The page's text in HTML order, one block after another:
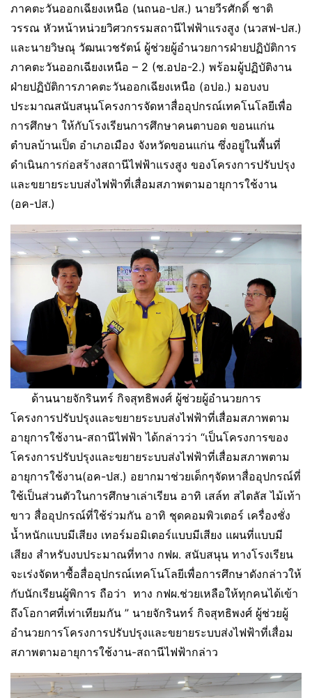
ภาคตะวันออกเฉียงเหนือ (นถนอ-ปส.) นายวีรศักดิ์ ชาติ
วรรณ หัวหน้าหน่วยวิศวกรรมสถานีไฟฟ้าแรงสูง (นวสฟ-ปส.)
และนายวิษณุ วัฒนเวชรัตน์ ผู้ช่วยผู้อำนวยการฝ่ายปฏิบัติการ
ภาคตะวันออกเฉียงเหนือ – 2 (ช.อปอ-2.) พร้อมผู้ปฏิบัติงาน
ฝ่ายปฏิบัติการภาคตะวันออกเฉียงเหนือ (อปอ.) มอบงบ
ประมาณสนับสนุนโครงการจัดหาสื่ออุปกรณ์เทคโนโลยีเพื่อ
การศึกษา ให้กับโรงเรียนการศึกษาคนตาบอด ขอนแก่น
ตำบลบ้านเป็ด อำเภอเมือง จังหวัดขอนแก่น ซึ่งอยู่ในพื้นที่
ดำเนินการก่อสร้างสถานีไฟฟ้าแรงสูง ของโครงการปรับปรุง
และขยายระบบส่งไฟฟ้าที่เสื่อมสภาพตามอายุการใช้งาน
(อค-ปส.)
ด้านนายจักรินทร์ กิจสุทธิพงศ์ ผู้ช่วยผู้อำนวยการ
โครงการปรับปรุงและขยายระบบส่งไฟฟ้าที่เสื่อมสภาพตาม
อายุการใช้งาน-สถานีไฟฟ้า ได้กล่าวว่า “เป็นโครงการของ
โครงการปรับปรุงและขยายระบบส่งไฟฟ้าที่เสื่อมสภาพตาม
อายุการใช้งาน(อค-ปส.) อยากมาช่วยเด็กๆจัดหาสื่ออุปกรณ์ที่
ใช้เป็นส่วนตัวในการศึกษาเล่าเรียน อาทิ เสล์ท สไตลัส ไม้เท้า
ขาว สื่ออุปกรณ์ที่ใช้ร่วมกัน อาทิ ชุดคอมพิวเตอร์ เครื่องชั่ง
น้ำหนักแบบมีเสียง เทอร์มอมิเตอร์แบบมีเสียง แผนที่แบบมี
เสียง สำหรับงบประมาณที่ทาง กฟผ. สนับสนุน ทางโรงเรียน
จะเร่งจัดหาซื้อสื่ออุปกรณ์เทคโนโลยีเพื่อการศึกษาดังกล่าวให้
กับนักเรียนผู้พิการ ถือว่า ทาง กฟผ.ช่วยเหลือให้ทุกคนได้เข้า
ถึงโอกาศที่เท่าเทียมกัน ” นายจักรินทร์ กิจสุทธิพงศ์ ผู้ช่วยผู้
อำนวยการโครงการปรับปรุงและขยายระบบส่งไฟฟ้าที่เสื่อม
สภาพตามอายุการใช้งาน-สถานีไฟฟ้ากล่าว